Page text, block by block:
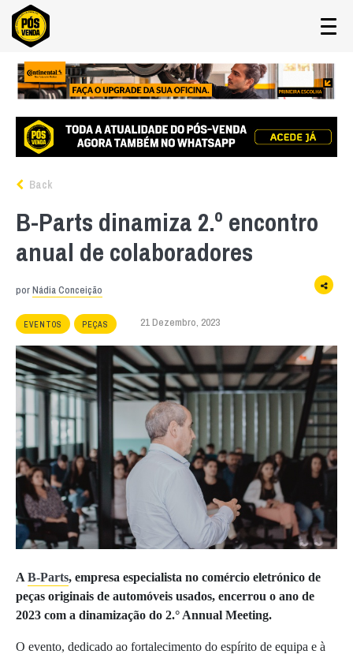
Back
B-Parts dinamiza 2.º encontro
anual de colaboradores
porNádia Conceição
EVENTOS PEÇAS 21 Dezembro, 2023
A B-Parts, empresa especialista no comércio eletrónico de
peças originais de automóveis usados, encerrou o ano de
2023 com a dinamização do 2.° Annual Meeting.
O evento, dedicado ao fortalecimento do espírito de equipa e à